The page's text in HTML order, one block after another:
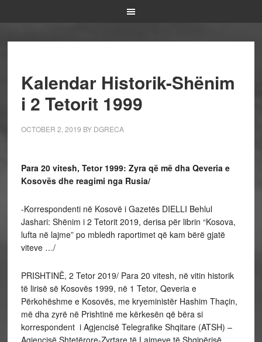
Kalendar Historik-Shënim
i 2 Tetorit 1999
OCTOBER 2, 2019 BY DGRECA
Para 20 vitesh, Tetor 1999: Zyra që më dha Qeveria e
Kosovës dhe reagimi nga Rusia/
-Korrespondenti në Kosovë i Gazetës DIELLI Behlul
Jashari: Shënim i 2 Tetorit 2019, derisa për librin “Kosova,
lufta në lajme” po mbledh raportimet që kam bërë gjatë
viteve …/
PRISHTINË, 2 Tetor 2019/ Para 20 vitesh, në vitin historik
të lirisë së Kosovës 1999, në 1 Tetor, Qeveria e
Përkohëshme e Kosovës, me kryeministër Hashim Thaçin,
më dha zyrë në Prishtinë me kërkesën që bëra si
korrespondent i Agjencisë Telegrafike Shqitare (ATSH) –
Agjencisë Shtetërore-Zyrtare të Lajmeve të Shqipërisë,